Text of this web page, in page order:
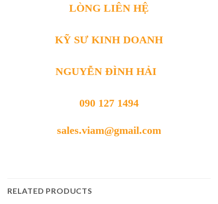
LÒNG LIÊN HỆ
KỸ SƯ KINH DOANH
NGUYỄN ĐÌNH HẢI
090 127 1494
sales.viam@gmail.com
RELATED PRODUCTS